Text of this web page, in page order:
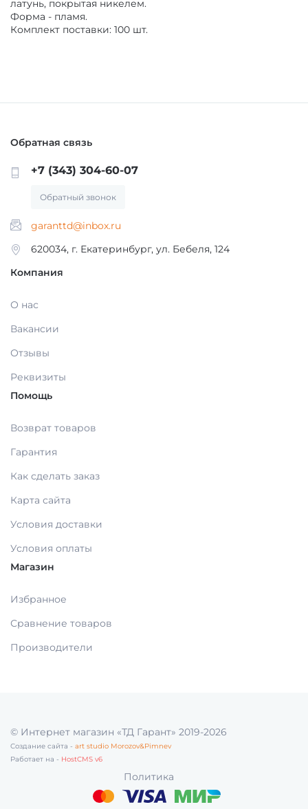
ЛЕЧЕНИЯ
МАТЕРИАЛЫ ДЛЯ ФИКСАЦИИ НЕ ПРЯМЫХ
РЕСТАВРАЦИЙ
СНЯТИЯ СЛЕПКОВ
МАТЕРИАЛЫ И ПРИНАДЛЕЖНОСТИ ДЛЯ
МАТЕРИАЛЫ ДЛЯ ИЗОЛЯЦИИ РАБОЧЕГО
МАТЕРИАЛ ДЛЯ ПЕРЕБАЗИРОВКИ
ПРОВОЛОКА, ГИЛЬЗЫ, ШИНЫ, КЛАММЕРА
(без срока)
УТИЛИЗАЦИЯ ОТХОДОВ
АППЛИКАТОРЫ /без срока/
ИМПЛАНТОЛОГИЯ
CAD/CAM
латунь, покрытая никелем.
Форма - пламя.
Комплект поставки: 100 шт.
Обратная связь
+7 (343) 304-60-07
Обратный звонок
garanttd@inbox.ru
620034, г. Екатеринбург, ул. Бебеля, 124
Компания
О нас
Вакансии
Отзывы
Реквизиты
Помощь
Возврат товаров
Гарантия
Как сделать заказ
Карта сайта
Условия доставки
Условия оплаты
Магазин
Избранное
Сравнение товаров
Производители
© Интернет магазин «ТД Гарант» 2019-2026
Создание сайта - art studio Morozov&Pimnev
Работает на - HostCMS v6
Политика